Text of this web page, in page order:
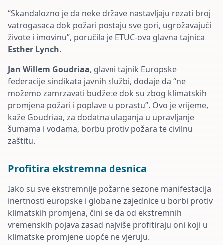
“Skandalozno je da neke države nastavljaju rezati broj
vatrogasaca dok požari postaju sve gori, ugrožavajući
živote i imovinu”, poručila je ETUC-ova glavna tajnica
Esther Lynch.
Jan Willem Goudriaa, glavni tajnik Europske
federacije sindikata javnih službi, dodaje da “ne
možemo zamrzavati budžete dok su zbog klimatskih
promjena požari i poplave u porastu”. Ovo je vrijeme,
kaže Goudriaa, za dodatna ulaganja u upravljanje
šumama i vodama, borbu protiv požara te civilnu
zaštitu.
Profitira ekstremna desnica
Iako su sve ekstremnije požarne sezone manifestacija
inertnosti europske i globalne zajednice u borbi protiv
klimatskih promjena, čini se da od ekstremnih
vremenskih pojava zasad najviše profitiraju oni koji u
klimatske promjene uopće ne vjeruju.